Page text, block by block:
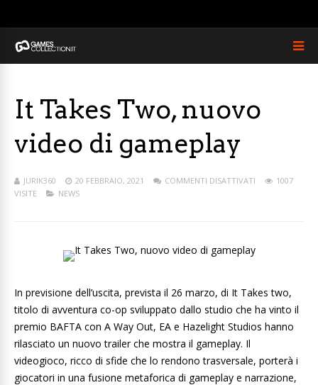
It Takes Two, nuovo
video di gameplay
JURIK360 20 FEBBRAIO, 2021 COMMENTI DISATTIVATI
1007
VISITE
NEWS
In previsione dell’uscita, prevista il 26 marzo, di It Takes two,
titolo di avventura co-op sviluppato dallo studio che ha vinto il
premio BAFTA con A Way Out, EA e Hazelight Studios hanno
rilasciato un nuovo trailer che mostra il gameplay. Il
videogioco, ricco di sfide che lo rendono trasversale, porterà i
giocatori in una fusione metaforica di gameplay e narrazione,